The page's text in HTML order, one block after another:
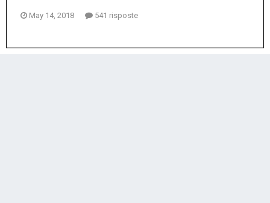
May 14, 2018 541 risposte